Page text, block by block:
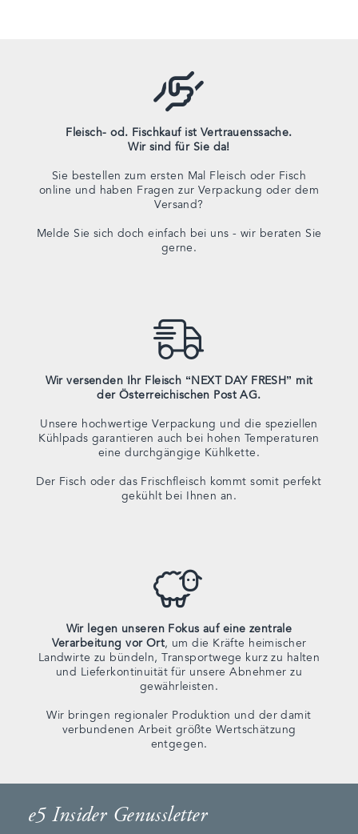
Fleisch- od. Fischkauf ist Vertrauenssache.
Wir sind für Sie da!
Sie bestellen zum ersten Mal Fleisch oder Fisch
online und haben Fragen zur Verpackung oder dem
Versand?
Melde Sie sich doch einfach bei uns - wir beraten Sie
gerne.
Wir versenden Ihr Fleisch “NEXT DAY FRESH” mit
der Österreichischen Post AG.
Unsere hochwertige Verpackung und die speziellen
Kühlpads garantieren auch bei hohen Temperaturen
eine durchgängige Kühlkette.
Der Fisch oder das Frischfleisch kommt somit perfekt
gekühlt bei Ihnen an.
Wir legen unseren Fokus auf eine zentrale
Verarbeitung vor Ort, um die Kräfte heimischer
Landwirte zu bündeln, Transportwege kurz zu halten
und Lieferkontinuität für unsere Abnehmer zu
gewährleisten.
Wir bringen regionaler Produktion und der damit
verbundenen Arbeit größte Wertschätzung
entgegen.
e5 Insider Genussletter